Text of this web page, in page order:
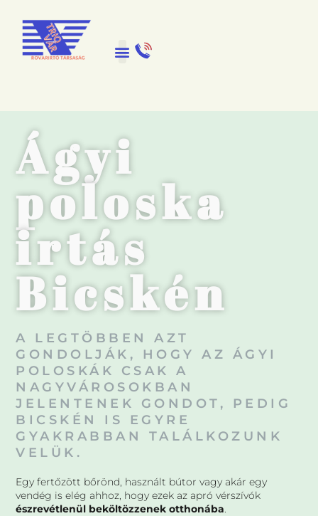
Ágyi
poloska
irtás
Bicskén
A LEGTÖBBEN AZT
GONDOLJÁK, HOGY AZ ÁGYI
POLOSKÁK CSAK A
NAGYVÁROSOKBAN
JELENTENEK GONDOT, PEDIG
BICSKÉN IS EGYRE
GYAKRABBAN TALÁLKOZUNK
VELÜK.
Egy fertőzött bőrönd, használt bútor vagy akár egy
vendég is elég ahhoz, hogy ezek az apró vérszívók
észrevétlenül beköltözzenek otthonába.